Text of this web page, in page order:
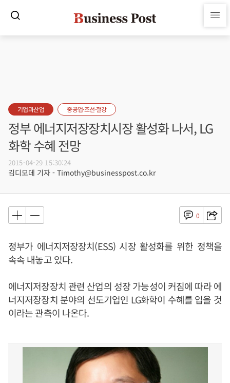
기업과산업 중공업·조선·철강
정부 에너지저장장치시장 활성화 나서, LG
화학 수혜 전망
2015-04-29 15:30:24
김디모데 기자 - Timothy@businesspost.co.kr
0
정부가 에너지저장장치(ESS) 시장 활성화를 위한 정책을
속속 내놓고 있다.
에너지저장장치 관련 산업의 성장 가능성이 커짐에 따라 에
너지저장장치 분야의 선도기업인 LG화학이 수혜를 입을 것
이라는 관측이 나온다.